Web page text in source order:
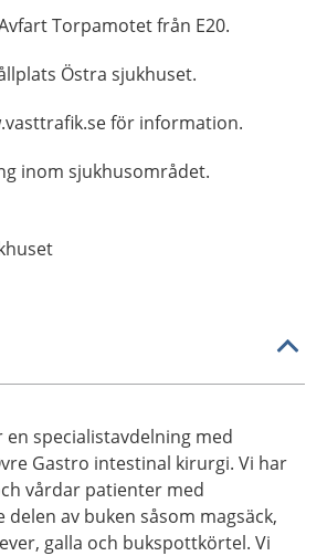
Torpamotet från E20.
Östra sjukhuset.
för information.
inom sjukhusområdet.
en specialistavdelning med
Gastro intestinal kirurgi. Vi har
vårdar patienter med
av buken såsom magsäck,
galla och bukspottkörtel. Vi